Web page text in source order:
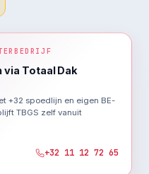
Totaal Dak
+32 spoedlijn en eigen BE-
TBGS zelf vanuit
+32 11 12 72 65